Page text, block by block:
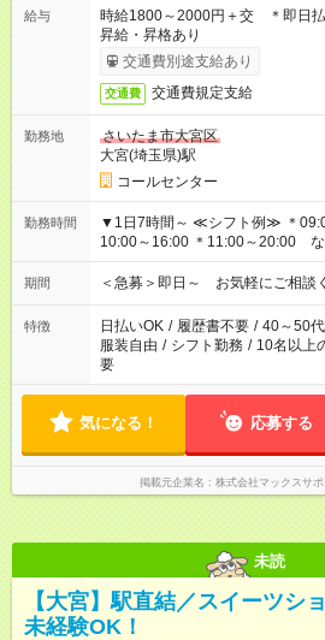
給与
時給1800～2000円＋交 ＊即日
昇給・昇格あり
交通費別途支給あり
交通費 交通費規定支給
勤務地
さいたま市大宮区
大宮(埼玉県)駅
コールセンター
勤務時間
▼1日7時間～ ≪シフト例≫ ＊09:00～15:00 ＊09:00～17:00 ＊
10:00～16:00 ＊11:00～20:00 など ・平日のみや短時間の
もOK！ ・働き方はお気軽にご相
期間 ＜急募＞即日～ お気軽にご相談
特徴 日払いOK / 履歴書不要 / 40～50
服装自由 / シフト勤務 / 10名以上
要
気になる！ 応募する
掲載元企業名 株式会社マックスサ
未読
【大宮】駅直結／スイーツシ
未経験OK！